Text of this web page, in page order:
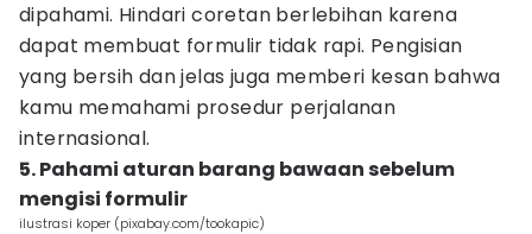
dipahami. Hindari coretan berlebihan karena
dapat membuat formulir tidak rapi. Pengisian
yang bersih dan jelas juga memberi kesan bahwa
kamu memahami prosedur perjalanan
internasional.
5. Pahami aturan barang bawaan sebelum
mengisi formulir
ilustrasi koper (pixabay.com/tookapic)